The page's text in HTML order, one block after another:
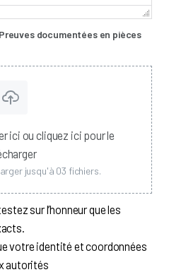
documentées en pièces
ici ou cliquez ici pour le
jusqu'à 03 fichiers.
sur l’honneur que les
votre identité et coordonnées
autorités